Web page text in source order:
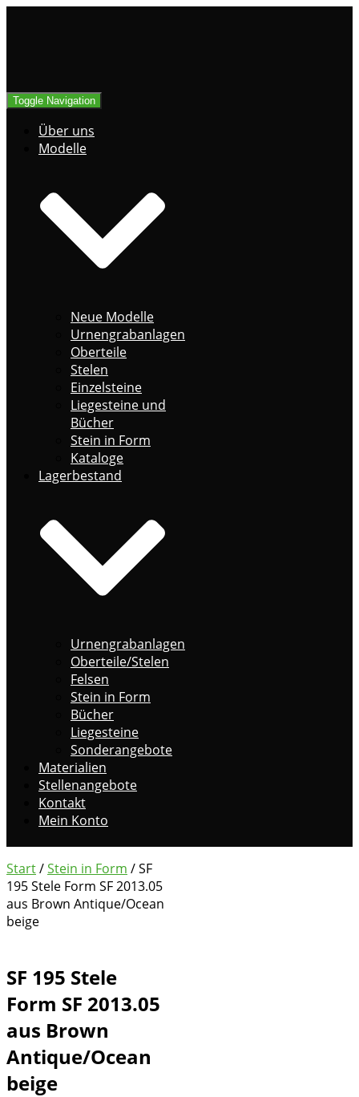
Toggle Navigation
Über uns
Modelle
Neue Modelle
Urnengrabanlagen
Oberteile
Stelen
Einzelsteine
Liegesteine und
Bücher
Stein in Form
Kataloge
Lagerbestand
Urnengrabanlagen
Oberteile/Stelen
Felsen
Stein in Form
Bücher
Liegesteine
Sonderangebote
Materialien
Stellenangebote
Kontakt
Mein Konto
Start/Stein in Form / SF
195 Stele Form SF 2013.05
aus Brown Antique/Ocean
beige
SF 195 Stele
Form SF 2013.05
aus Brown
Antique/Ocean
beige